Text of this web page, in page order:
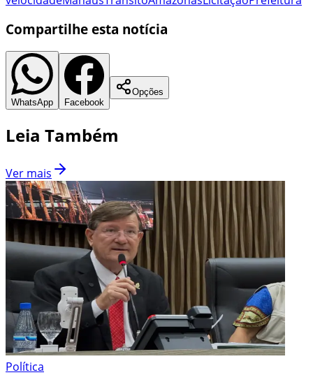
Compartilhe esta notícia
WhatsApp Facebook
Opções
Leia Também
Ver mais
Política